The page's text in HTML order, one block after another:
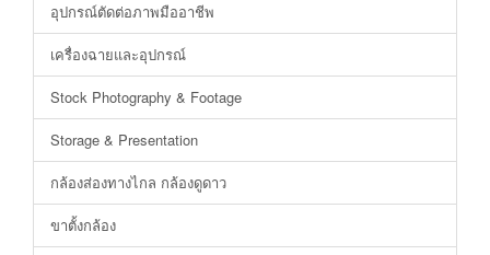
อุปกรณ์ตัดต่อภาพมืออาชีพ
เครื่องฉายและอุปกรณ์
Stock Photography & Footage
Storage & Presentation
กล้องส่องทางไกล กล้องดูดาว
ขาตั้งกล้อง